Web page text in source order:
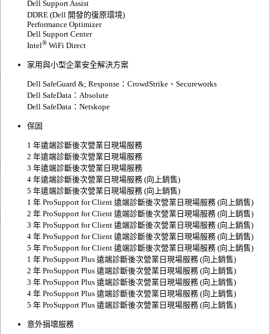
Dell Support Assist
DDRE (Dell 開發的復原環境)
Performance Optimizer
Dell Support Center
Intel® WiFi Direct
家用與小型企業安全解決方案
Dell SafeGuard &; Response：CrowdStrike、Secureworks
Dell SafeData：Absolute
Dell SafeData：Netskope
保固
1 年遠端診斷後次營業日現場服務
2 年遠端診斷後次營業日現場服務
3 年遠端診斷後次營業日現場服務
4 年遠端診斷後次營業日現場服務 (向上銷售)
5 年遠端診斷後次營業日現場服務 (向上銷售)
1 年 ProSupport for Client 遠端診斷後次營業日現場服務 (向上銷售)
2 年 ProSupport for Client 遠端診斷後次營業日現場服務 (向上銷售)
3 年 ProSupport for Client 遠端診斷後次營業日現場服務 (向上銷售)
4 年 ProSupport for Client 遠端診斷後次營業日現場服務 (向上銷售)
5 年 ProSupport for Client 遠端診斷後次營業日現場服務 (向上銷售)
1 年 ProSupport Plus 遠端診斷後次營業日現場服務 (向上銷售)
2 年 ProSupport Plus 遠端診斷後次營業日現場服務 (向上銷售)
3 年 ProSupport Plus 遠端診斷後次營業日現場服務 (向上銷售)
4 年 ProSupport Plus 遠端診斷後次營業日現場服務 (向上銷售)
5 年 ProSupport Plus 遠端診斷後次營業日現場服務 (向上銷售)
意外損壞服務